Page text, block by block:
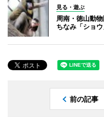
見る・遊ぶ
周南・徳山動
ちなみ「ショ
前の記事